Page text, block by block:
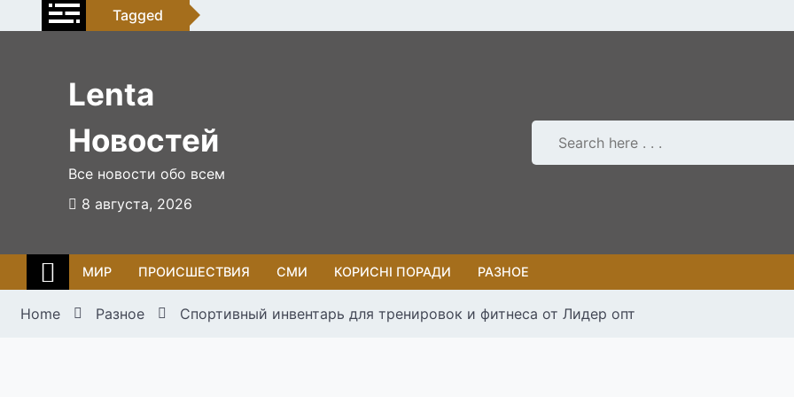
to
Tagged
Lenta
Новостей
Все новости обо всем
8 августа, 2026
МИР ПРОИСШЕСТВИЯ СМИ КОРИСНІ ПОРАДИ РАЗНОЕ
Home Разное Спортивный инвентарь для тренировок и фитнеса от Лидер опт